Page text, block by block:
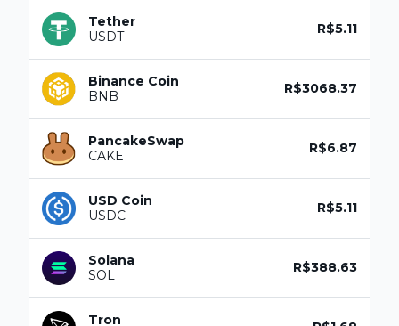
Tether
USDT
R$5.11
Binance Coin
BNB
R$3068.37
PancakeSwap
CAKE
R$6.87
USD Coin
USDC
R$5.11
Solana
SOL
R$388.63
Tron